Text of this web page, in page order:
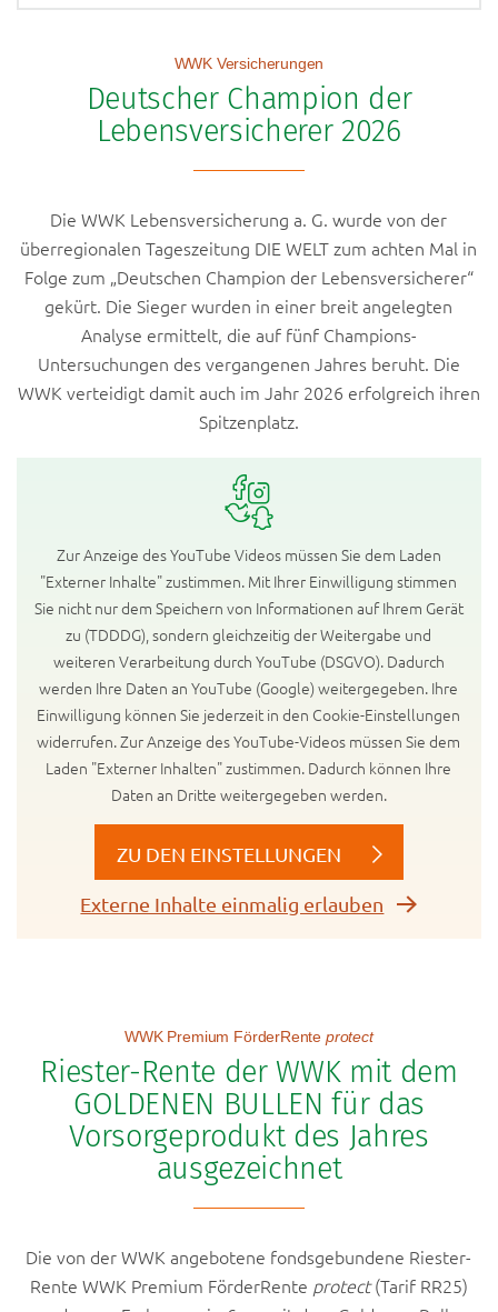
Top-Themen
Rente fondsgebunden mit Garantie
Betriebliche Altersversorgung
Häufig gesuchte Begriffe
Altersvorsorge
Vertragsanpassungen
IntelliProtect
Premium Fondsrente 2.0
Deutscher Champion der
Lebensversicherer 2026
WWK Versicherungen
Die WWK Lebensversicherung a. G. wurde von der
überregionalen Tageszeitung DIE WELT zum achten Mal in
Folge zum „Deutschen Champion der Lebensversicherer“
gekürt. Die Sieger wurden in einer breit angelegten
Analyse ermittelt, die auf fünf Champions-
Untersuchungen des vergangenen Jahres beruht. Die
WWK verteidigt damit auch im Jahr 2026 erfolgreich ihren
Spitzenplatz.
Zur Anzeige des YouTube Videos müssen Sie dem Laden
"Externer Inhalte" zustimmen. Mit Ihrer Einwilligung stimmen
Sie nicht nur dem Speichern von Informationen auf Ihrem Gerät
zu (TDDDG), sondern gleichzeitig der Weitergabe und
weiteren Verarbeitung durch YouTube (DSGVO). Dadurch
werden Ihre Daten an YouTube (Google) weitergegeben. Ihre
Einwilligung können Sie jederzeit in den Cookie-Einstellungen
widerrufen. Zur Anzeige des YouTube-Videos müssen Sie dem
Laden "Externer Inhalten" zustimmen. Dadurch können Ihre
Daten an Dritte weitergegeben werden.
ZU DEN EINSTELLUNGEN
Externe Inhalte einmalig erlauben
Riester-Rente der WWK mit dem
GOLDENEN BULLEN für das
Vorsorgeprodukt des Jahres
ausgezeichnet
WWK Premium FörderRente protect
Die von der WWK angebotene fondsgebundene Riester-
Rente WWK Premium FörderRente protect(Tarif RR25)